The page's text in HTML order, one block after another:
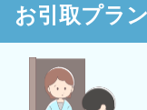
お引取プラン